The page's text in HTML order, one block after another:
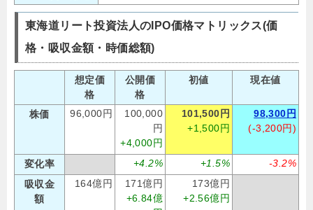
東海道リート投資法人のIPO価格マトリックス(価
格・吸収金額・時価総額)
想定価
格
公開価
格
初値 現在値
株価 96,000円
100,000
円
+4,000円
101,500円
+1,500円
98,300円
(-3,200円)
変化率 +4.2% +1.5%
-3.2%
吸収金
額
164億円
171億円
+6.84億
173億円
+2.56億円